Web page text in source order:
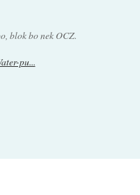
blok bo nek OCZ.
pu...